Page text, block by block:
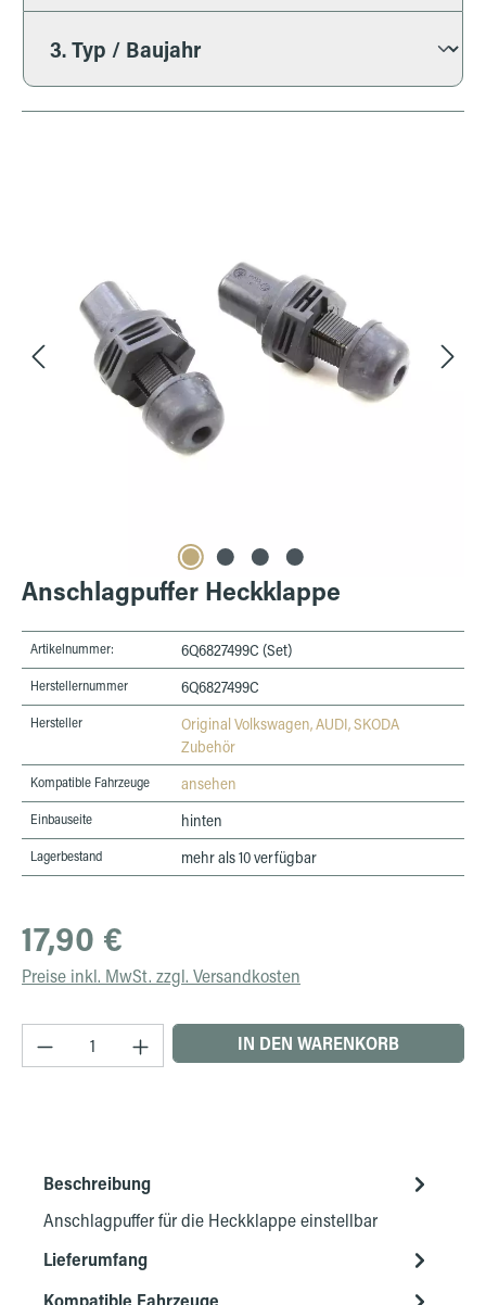
Anschlagpuffer Heckklappe
Artikelnummer: 6Q6827499C (Set)
Herstellernummer 6Q6827499C
Hersteller
Original Volkswagen, AUDI, SKODA
Zubehör
Kompatible Fahrzeuge ansehen
Einbauseite hinten
Lagerbestand mehr als 10 verfügbar
Regulärer Preis:
17,90 €
Preise inkl. MwSt. zzgl. Versandkosten
Produkt Anzahl: Gib den gewünschten Wert
IN DEN WARENKORB
Beschreibung
Anschlagpuffer für die Heckklappe einstellbar
Lieferumfang
Kompatible Fahrzeuge